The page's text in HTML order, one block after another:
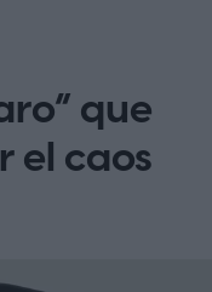
dice
actualmente
también la
que
el caos